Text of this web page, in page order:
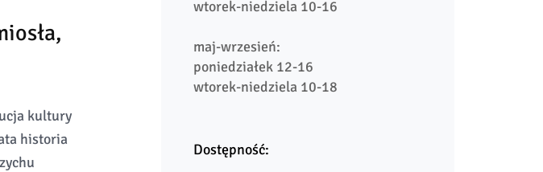
kultury
historia
wtorek-niedziela 10-16
maj-wrzesień:
poniedziałek 12-16
wtorek-niedziela 10-18
Dostępność: